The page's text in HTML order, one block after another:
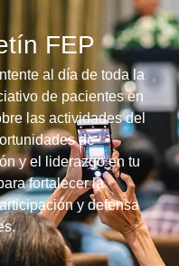
FEP
al día de toda la
de pacientes en
las actividades del
de
y el liderazgo en tu
fortalecer la
y defensa